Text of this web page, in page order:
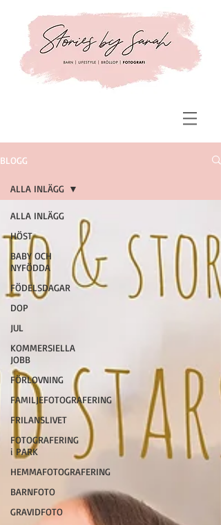
BLOGG
ALLA INLÄGG
HÖST
BABY OCH
NYFÖDDA
FÖDELSDAGAR
DOP
JUL
KOMMERSIELLA
JOBB
FÖRLOVNING
FAMILJEFOTOGRAFERING
FRILANSLIVET
FOTOGRAFERING
i PARK
HEMMAFOTOGRAFERING
BARNFOTO
GRAVIDFOTO
ALLA INLÄGG